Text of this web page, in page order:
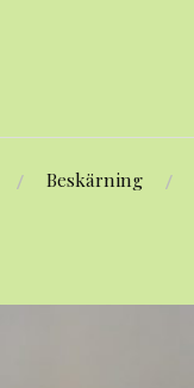
Beskärning